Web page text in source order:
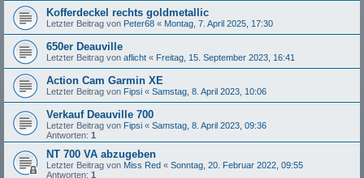
Kofferdeckel rechts goldmetallic
Letzter Beitrag von Peter68 « Montag, 7. April 2025, 17:30
650er Deauville
Letzter Beitrag von aflicht « Freitag, 15. September 2023, 16:41
Action Cam Garmin XE
Letzter Beitrag von Fipsi « Samstag, 8. April 2023, 10:06
Verkauf Deauville 700
Letzter Beitrag von Fipsi « Samstag, 8. April 2023, 09:36
Antworten: 1
NT 700 VA abzugeben
Letzter Beitrag von Miss Red « Sonntag, 20. Februar 2022, 09:55
Antworten: 1